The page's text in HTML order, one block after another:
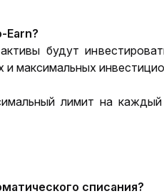
Earn?
будут
максимальных
лимит на
списания?